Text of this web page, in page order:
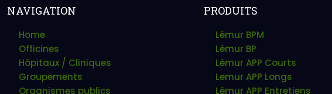
NAVIGATION
Home
Officines
Hôpitaux / Cliniques
Groupements
Organismes publics
PRODUITS
Lémur BPM
Lémur BP
Lémur APP Courts
Lemur APP Longs
Lémur APP Entretiens